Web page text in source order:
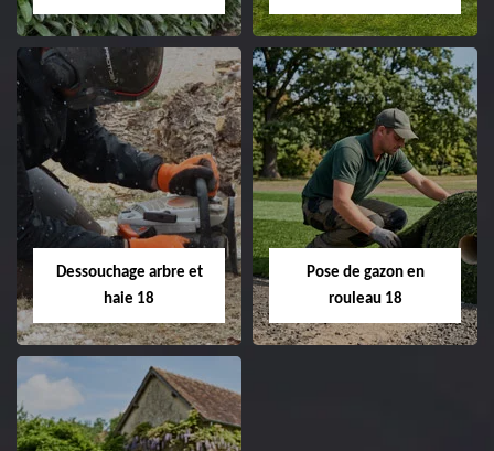
Taille de haie 18
Entreprise taille de haie
18 Cher tel:
02.52.56.49.40
Tonte et réfection
de pelouse 18
Entreprise tonte et
Cher tel: 02.52.56.49.40
Dessouchage arbre et
haie 18
Pose de gazon en
rouleau 18